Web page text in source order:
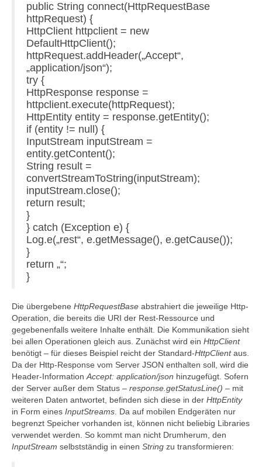
public String connect(HttpRequestBase
httpRequest) {
HttpClient httpclient = new
DefaultHttpClient();
httpRequest.addHeader(„Accept“,
„application/json“);
try {
HttpResponse response =
httpclient.execute(httpRequest);
HttpEntity entity = response.getEntity();
if (entity != null) {
InputStream inputStream =
entity.getContent();
String result =
convertStreamToString(inputStream);
inputStream.close();
return result;
}
} catch (Exception e) {
Log.e(„rest“, e.getMessage(), e.getCause());
}
return „“;
}
Die übergebene HttpRequestBase abstrahiert die jeweilige Http-
Operation, die bereits die URI der Rest-Ressource und
gegebenenfalls weitere Inhalte enthält. Die Kommunikation sieht
bei allen Operationen gleich aus. Zunächst wird ein HttpClient
benötigt – für dieses Beispiel reicht der Standard-HttpClientaus.
Da der Http-Response vom Server JSON enthalten soll, wird die
Header-Information Accept: application/json hinzugefügt. Sofern
der Server außer dem Status – response.getStatusLine() – mit
weiteren Daten antwortet, befinden sich diese in der HttpEntity
in Form eines InputStreams . Da auf mobilen Endgeräten nur
begrenzt Speicher vorhanden ist, können nicht beliebig Libraries
verwendet werden. So kommt man nicht Drumherum, den
InputStream selbstständig in einen String zu transformieren: